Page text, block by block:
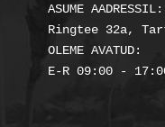
ASUME AADRESSIL:
Ringtee 32a,
OLEME AVATUD: